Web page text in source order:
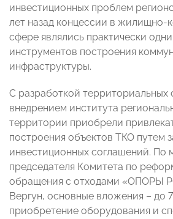
инвестиционных проблем
лет назад концессии в жилищно-
сфере являлись практически
инструментов построения
инфраструктуры.
С разработкой территориальных
внедрением института
территории приобрели
построения объектов ТКО путем
инвестиционных соглашений. По
председателя Комитета по
обращения с отходами «ОПОРЫ
Вергун, основные вложения – до
приобретение оборудования и